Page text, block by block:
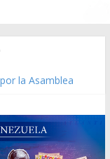
la Asamblea
año CXXXIII Mes V,